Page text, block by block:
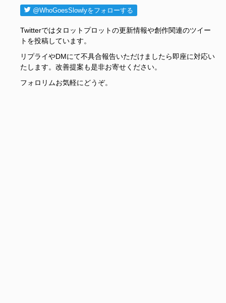
@WhoGoesSlowlyをフォローする
Twitterではタロットプロットの更新情報や創作関連のツイー
トを投稿しています。
リプライやDMにて不具合報告いただけましたら即座に対応い
たします。改善提案も是非お寄せください。
フォロリムお気軽にどうぞ。